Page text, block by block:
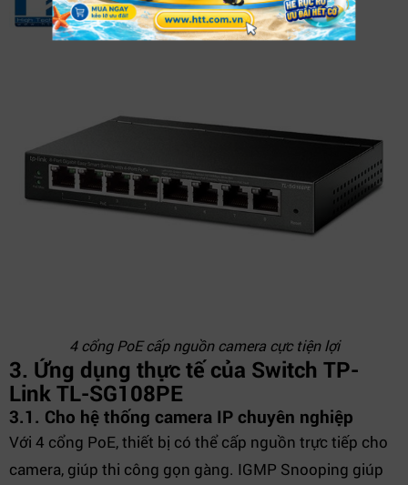
4 cổng PoE cấp nguồn camera cực tiện lợi
3. Ứng dụng thực tế của Switch TP-
Link TL-SG108PE
3.1. Cho hệ thống camera IP chuyên nghiệp
Với 4 cổng PoE, thiết bị có thể cấp nguồn trực tiếp cho
camera, giúp thi công gọn gàng. IGMP Snooping giúp